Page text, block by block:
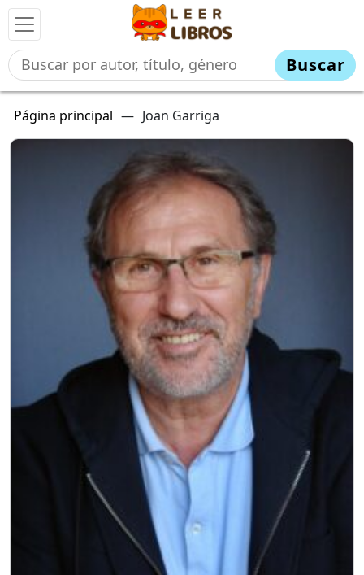
Buscar
Página principal — Joan Garriga